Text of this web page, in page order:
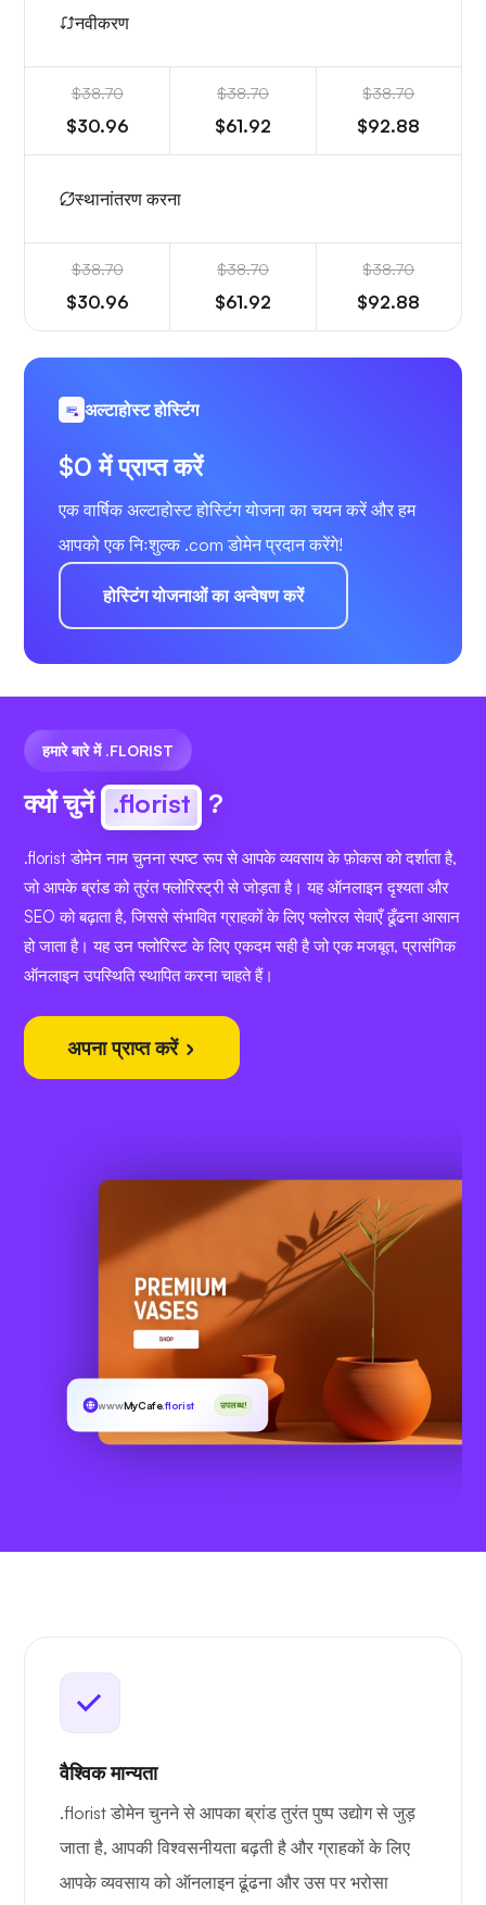
नवीकरण
$38.70
$30.96
$38.70
$61.92
$38.70
$92.88
स्थानांतरण करना
$38.70
$30.96
$38.70
$61.92
$38.70
$92.88
अल्टाहोस्ट होस्टिंग
$0 में प्राप्त करें
एक वार्षिक अल्टाहोस्ट होस्टिंग योजना का चयन करें और हम
आपको एक निःशुल्क .com डोमेन प्रदान करेंगे!
होस्टिंग योजनाओं का अन्वेषण करें
हमारे बारे में .FLORIST
क्यों चुनें .florist ?
.florist डोमेन नाम चुनना स्पष्ट रूप से आपके व्यवसाय के फ़ोकस को दर्शाता है,
जो आपके ब्रांड को तुरंत फ्लोरिस्ट्री से जोड़ता है। यह ऑनलाइन दृश्यता और
SEO को बढ़ाता है, जिससे संभावित ग्राहकों के लिए फ्लोरल सेवाएँ ढूँढना आसान
हो जाता है। यह उन फ्लोरिस्ट के लिए एकदम सही है जो एक मजबूत, प्रासंगिक
ऑनलाइन उपस्थिति स्थापित करना चाहते हैं।
अपना प्राप्त करें
wwwMyCafe.florist उपलब्ध!
वैश्विक मान्यता
.florist डोमेन चुनने से आपका ब्रांड तुरंत पुष्प उद्योग से जुड़
जाता है, आपकी विश्वसनीयता बढ़ती है और ग्राहकों के लिए
आपके व्यवसाय को ऑनलाइन ढूंढना और उस पर भरोसा